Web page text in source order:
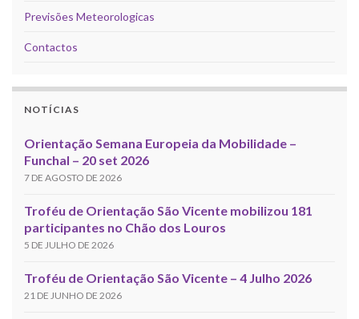
Previsões Meteorologicas
Contactos
NOTÍCIAS
Orientação Semana Europeia da Mobilidade –
Funchal – 20 set 2026
7 DE AGOSTO DE 2026
Troféu de Orientação São Vicente mobilizou 181
participantes no Chão dos Louros
5 DE JULHO DE 2026
Troféu de Orientação São Vicente – 4 Julho 2026
21 DE JUNHO DE 2026